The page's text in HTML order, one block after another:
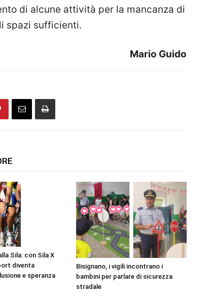
di alcune attività per la mancanza di
spazi sufficienti.
Mario Guido
Sila: con Sila X
diventa
e speranza
Bisignano, i vigili incontrano i
bambini per parlare di sicurezza
stradale